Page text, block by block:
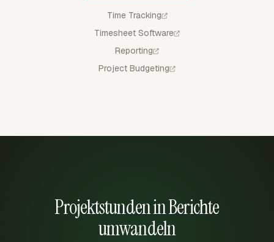
Time Tracking
Timesheet Software
Reporting
Project Budgeting
Projektstunden in Berichte
umwandeln